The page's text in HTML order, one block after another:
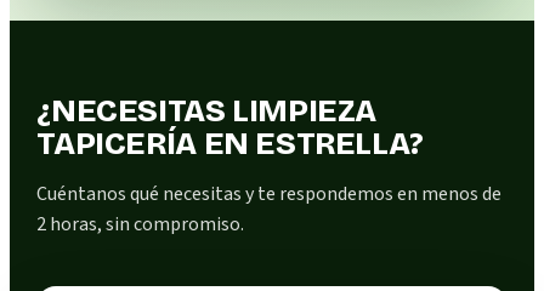
¿NECESITAS LIMPIEZA
TAPICERÍA EN ESTRELLA?
Cuéntanos qué necesitas y te respondemos en menos de
2 horas, sin compromiso.